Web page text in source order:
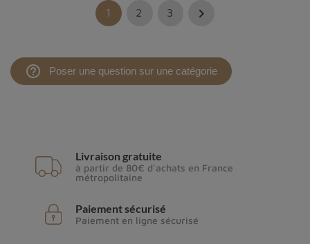
1 2 3 
help_outline Poser une question sur une catégorie
Livraison gratuite
à partir de 80€ d'achats en France
métropolitaine
Paiement sécurisé
Paiement en ligne sécurisé